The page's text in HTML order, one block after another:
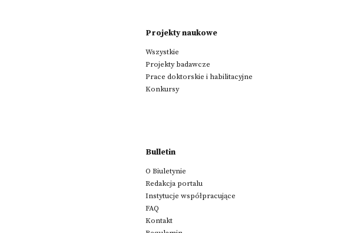
Projekty naukowe
Wszystkie
Projekty badawcze
Prace doktorskie i habilitacyjne
Konkursy
Bulletin
O Biuletynie
Redakcja portalu
Instytucje współpracujące
FAQ
Kontakt